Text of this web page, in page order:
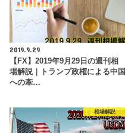
2019.9.29
【FX】2019年9月29日の週刊相
場解説｜トランプ政権による中国
への牽…
相場解説